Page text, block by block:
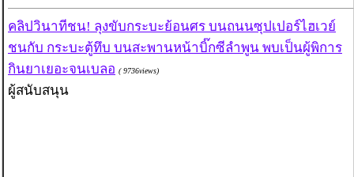
คลิปวินาทีชน! ลุงขับกระบะย้อนศร บนถนนซุปเปอร์ไฮเวย์
ชนกับ กระบะตู้ทึบ บนสะพานหน้าบิ๊กซีลำพูน พบเป็นผู้พิการ
กินยาเยอะจนเบลอ ( 9736views)
ผู้สนับสนุน